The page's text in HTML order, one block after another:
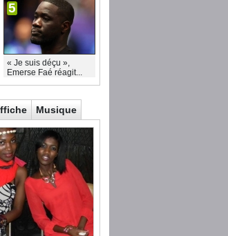
5
« Je suis déçu »,
Emerse Faé réagit...
Musique